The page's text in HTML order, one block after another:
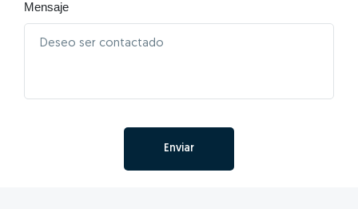
Mensaje
Enviar